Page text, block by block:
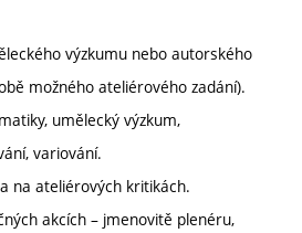
výzkumu nebo autorského
možného ateliérového zadání).
umělecký výzkum,
variování.
na ateliérových kritikách.
akcích – jmenovitě plenéru,